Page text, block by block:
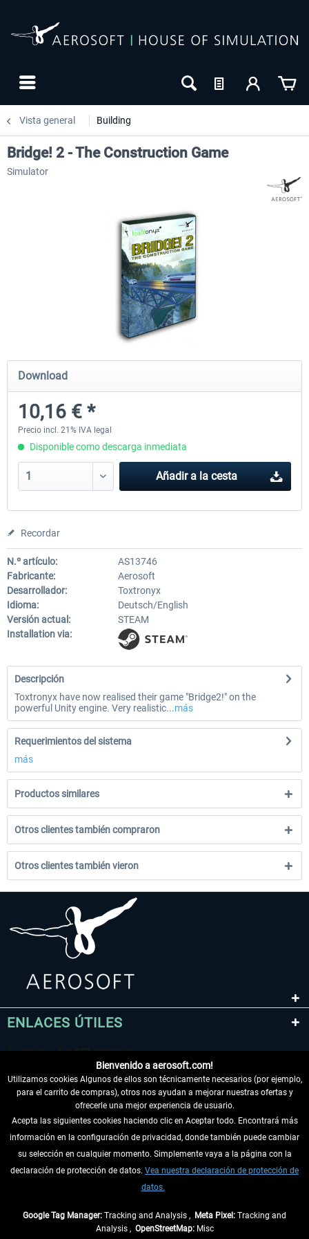
Vista general Building
City Bus Manager - E-Bus & Green
Energy
10,16 € *
City Bus Manager
Bridge! 2 - The Construction Game
Simulator
Download
10,16 € *
Precio incl. 21% IVA legal
Disponible como descarga inmediata
Añadir a la cesta
Recordar
N.º artículo:
AS13746
Fabricante:
Aerosoft
Desarrollador:
Toxtronyx
Idioma:
Deutsch/English
Versión actual:
STEAM
Installation via:
Descripción
Toxtronyx have now realised their game "Bridge2!" on the
powerful Unity engine. Very realistic...más
Requerimientos del sistema
más
Productos similares
Otros clientes también compraron
Otros clientes también vieron
ENLACES ÚTILES
DESISTIR DEL CONTRATO
INFORMACIÓN
Bienvenido a aerosoft.com!
Utilizamos cookies Algunos de ellos son técnicamente necesarios (por ejemplo,
para el carrito de compras), otros nos ayudan a mejorar nuestras ofertas y
ofrecerle una mejor experiencia de usuario.
Acepta las siguientes cookies haciendo clic en Aceptar todo. Encontrará más
información en la configuración de privacidad, donde también puede cambiar
su selección en cualquier momento. Simplemente vaya a la página con la
declaración de protección de datos. Vea nuestra declaración de protección de
datos.
Google Tag Manager: Tracking and Analysis , Meta Pixel: Tracking and
Analysis , OpenStreetMap:Misc